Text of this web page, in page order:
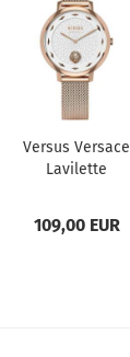
Versus Versace
Lavilette
109,00 EUR